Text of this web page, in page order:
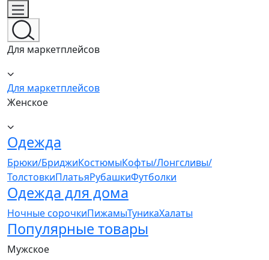
Для маркетплейсов
Для маркетплейсов
Женское
Одежда
Брюки/БриджиКостюмыКофты/Лонгсливы/
ТолстовкиПлатьяРубашкиФутболки
Одежда для дома
Ночные сорочкиПижамыТуникаХалаты
Популярные товары
Мужское